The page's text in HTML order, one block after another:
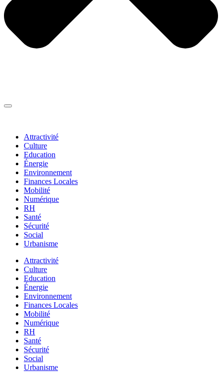
Attractivité
Culture
Education
Énergie
Environnement
Finances Locales
Mobilité
Numérique
RH
Santé
Sécurité
Social
Urbanisme
Attractivité
Culture
Education
Énergie
Environnement
Finances Locales
Mobilité
Numérique
RH
Santé
Sécurité
Social
Urbanisme